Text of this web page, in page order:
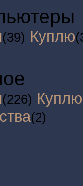
(39) Куплю
(226) Куплю
(2)